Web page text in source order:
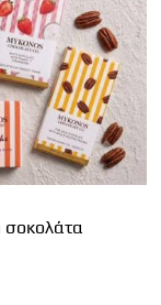
σε γαστρονομία